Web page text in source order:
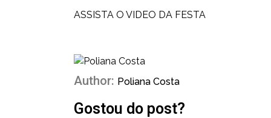
ASSISTA O VIDEO DA FESTA
Author: Poliana Costa
Gostou do post?